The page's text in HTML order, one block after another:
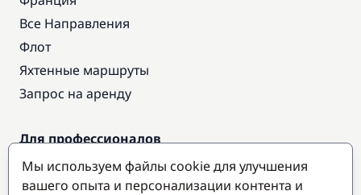
Все Направления
Флот
Яхтенные маршруты
Запрос на аренду
Для профессионалов
Доступ про
Стать партнером
Мы используем файлы cookie для улучшения
вашего опыта и персонализации контента и